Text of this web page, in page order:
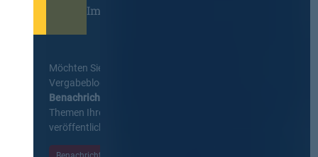
Immer informiert bleiben!
Möchten Sie keine Neuigkeiten aus dem
Vergabeblog verpassen? Per
Benachrichtigung
Themen Ihrer Wahl, sobald neue Beiträge
veröffentlicht werden.